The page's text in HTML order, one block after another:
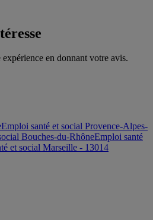
en donnant votre avis.
Emploi santé et social Provence-Alpes-
Bouches-du-RhôneEmploi santé
et social Marseille - 13014